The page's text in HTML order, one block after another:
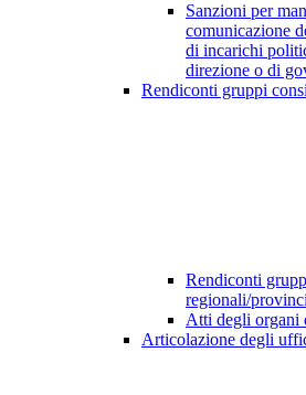
Sanzioni per
comunicazione
di incarichi
direzione o di
Rendiconti gruppi
Rendiconti
regionali/
Atti degli organi
Articolazione degli